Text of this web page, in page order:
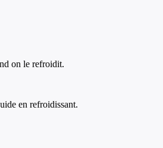
on le refroidit.
en refroidissant.